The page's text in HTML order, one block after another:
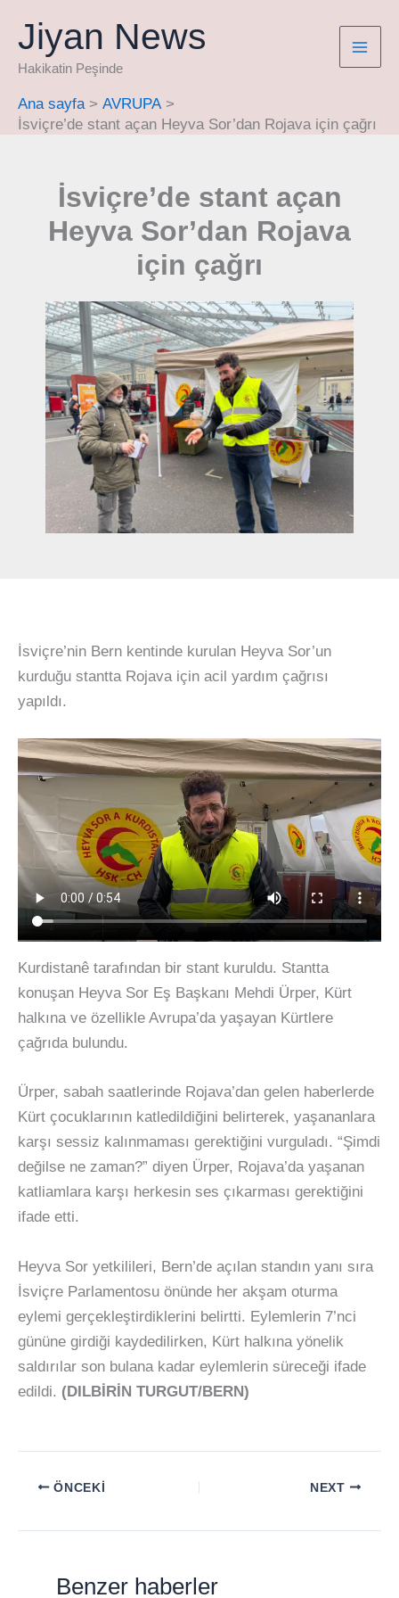
Jiyan News
Hakikatin Peşinde
Ana sayfa
AVRUPA
İsviçre’de stant açan Heyva Sor’dan Rojava için çağrı
İsviçre’de stant açan
Heyva Sor’dan Rojava
için çağrı
İsviçre’nin Bern kentinde kurulan Heyva Sor’un
kurduğu stantta Rojava için acil yardım çağrısı
yapıldı.
Kurdistanê tarafından bir stant kuruldu. Stantta
konuşan Heyva Sor Eş Başkanı Mehdi Ürper, Kürt
halkına ve özellikle Avrupa’da yaşayan Kürtlere
çağrıda bulundu.
Ürper, sabah saatlerinde Rojava’dan gelen haberlerde
Kürt çocuklarının katledildiğini belirterek, yaşananlara
karşı sessiz kalınmaması gerektiğini vurguladı. “Şimdi
değilse ne zaman?” diyen Ürper, Rojava’da yaşanan
katliamlara karşı herkesin ses çıkarması gerektiğini
ifade etti.
Heyva Sor yetkilileri, Bern’de açılan standın yanı sıra
İsviçre Parlamentosu önünde her akşam oturma
eylemi gerçekleştirdiklerini belirtti. Eylemlerin 7’nci
gününe girdiği kaydedilirken, Kürt halkına yönelik
saldırılar son bulana kadar eylemlerin süreceği ifade
edildi. (DILBİRİN TURGUT/BERN)
ÖNCEKI NEXT
Benzer haberler